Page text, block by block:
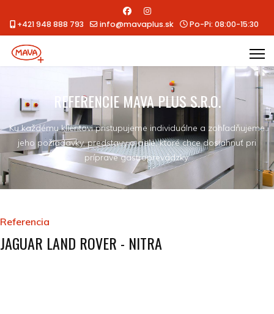
+421 948 888 793 info@mavaplus.sk Po-Pi: 08:00-15:30
REFERENCIE MAVA PLUS S.R.O.
Ku každému klientovi pristupujeme individuálne a zohľadňujeme
jeho požiadavky, predstavy a ciele, ktoré chce dosiahnuť pri
príprave gastroprevádzky.
Referencia
JAGUAR LAND ROVER - NITRA